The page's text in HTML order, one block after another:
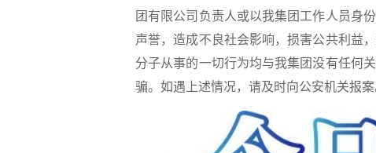
团有限公司负责人或以我集团工作人员身
声誉，造成不良社会影响，损害公共利益
分子从事的一切行为均与我集团没有任何
骗。如遇上述情况，请及时向公安机关报